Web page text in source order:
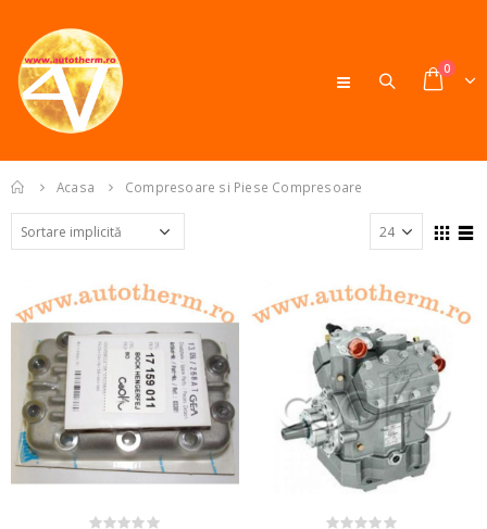
0
Acasa Compresoare si Piese Compresoare